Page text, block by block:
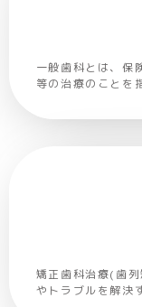
一般歯科とは、保
等の治療のことを
矯正歯科治療(歯
やトラブルを解決